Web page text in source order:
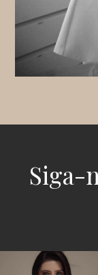
Siga-